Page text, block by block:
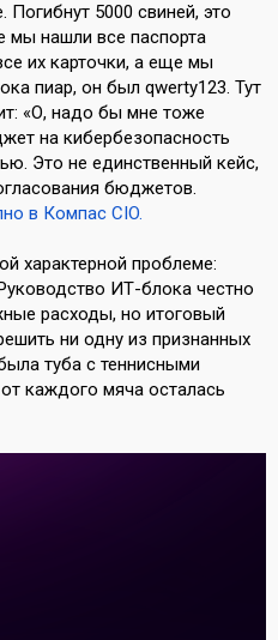
5000 свиней, это
мы нашли все паспорта
их карточки, а еще мы
пиар, он был qwerty123. Тут
«О, надо бы мне тоже
на кибербезопасность
Это не единственный кейс,
бюджетов.
в Компас CIO.
характерной проблеме:
ИТ-блока честно
расходы, но итоговый
ни одну из признанных
туба с теннисными
каждого мяча осталась